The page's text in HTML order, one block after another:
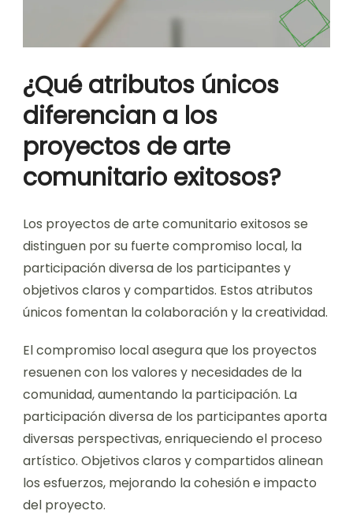
¿Qué atributos únicos
diferencian a los
proyectos de arte
comunitario exitosos?
Los proyectos de arte comunitario exitosos se
distinguen por su fuerte compromiso local, la
participación diversa de los participantes y
objetivos claros y compartidos. Estos atributos
únicos fomentan la colaboración y la creatividad.
El compromiso local asegura que los proyectos
resuenen con los valores y necesidades de la
comunidad, aumentando la participación. La
participación diversa de los participantes aporta
diversas perspectivas, enriqueciendo el proceso
artístico. Objetivos claros y compartidos alinean
los esfuerzos, mejorando la cohesión e impacto
del proyecto.